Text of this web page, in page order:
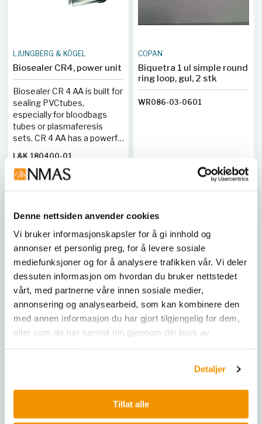
Denne nettsiden anvender cookies
Vi bruker informasjonskapsler for å gi innhold og
annonser et personlig preg, for å levere sosiale
mediefunksjoner og for å analysere trafikken vår. Vi deler
dessuten informasjon om hvordan du bruker nettstedet
vårt, med partnerne våre innen sosiale medier,
annonsering og analysearbeid, som kan kombinere den
med annen informasjon du har gjort tilgjengelig for dem,
eller som de har samlet inn gjennom din bruk av
Detaljer
Tillat alle
LJUNGBERG & KÖGEL
Biosealer CR4, power unit
Biosealer CR 4 AA is built for
sealing PVCtubes,
especially for bloodbags
tubes or plasmaferesis
sets. CR 4 AA has a powerful
suitable both for routine
procedures at donation
L&K 180400-01
COPAN
Biquetra 1 ul simple round
ring loop, gul, 2 stk
WR086-03-0601
special welded ring, rød, 2
WR086-03-0603